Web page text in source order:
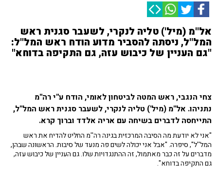
אל''מ (מיל') טליה לנקרי, לשעבר סגנית ראש
המל''ל, ניסתה להסביר מדוע הודח ראש המל''ל:
"גם העניין של כיבוש עזה, גם התקיפה בדוחא"
צחי הנגבי, ראש המטה לביטחון לאומי, הודח ע''י רה''מ
נתניהו. אל''מ (מיל') טליה לנקרי, לשעבר סגנית ראש המל''ל,
התייחסה לדברים בשיחה עם אריה אלדד וברוך קרא.
"אני לא יודעת מה הסיבה המרכזית בגינה רה''מ החליט להדיח את ראש
המל''ל", סיפרה. "אבל אני יכולה לשים פה מנעד של סיבות. הראשונה שבהן,
מדברים על זה כבר מאתמול, זה ההתנגדויות שלו. גם העניין של כיבוש עזה,
גם התקיפה בדוחא".